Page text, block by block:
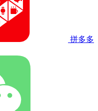
拼多多